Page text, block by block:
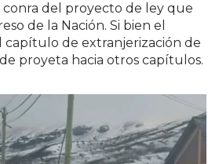
conra del proyecto de ley que
de la Nación. Si bien el
capítulo de extranjerización de
proyeta hacia otros capítulos.